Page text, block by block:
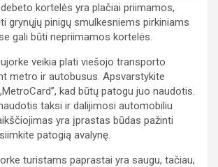
kortelės yra plačiai priimamos,
grynųjų pinigų smulkesniems pirkiniams
gali būti nepriimamos kortelės.
veikia plati viešojo transporto
metro ir autobusus. Apsvarstykite
kad būtų patogu juo naudotis.
taksi ir dalijimosi automobiliu
yra įprastas būdas pažinti
patogią avalynę.
turistams paprastai yra saugu, tačiau,